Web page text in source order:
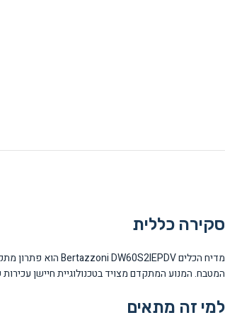
סקירה כללית
המטבח. המנוע המתקדם מצויד בטכנולוגיית חיישן
למי זה מתאים